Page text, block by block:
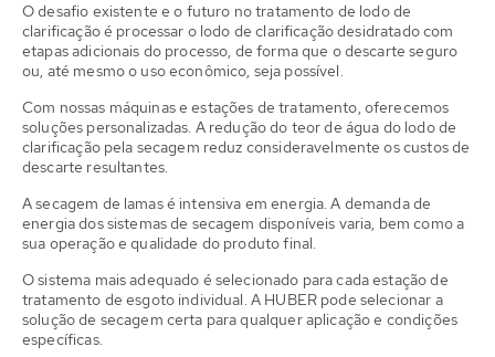
O desafio existente e o futuro no tratamento de lodo de
clarificação é processar o lodo de clarificação desidratado com
etapas adicionais do processo, de forma que o descarte seguro
ou, até mesmo o uso econômico, seja possível.
Com nossas máquinas e estações de tratamento, oferecemos
soluções personalizadas. A redução do teor de água do lodo de
clarificação pela secagem reduz consideravelmente os custos de
descarte resultantes.
A secagem de lamas é intensiva em energia. A demanda de
energia dos sistemas de secagem disponíveis varia, bem como a
sua operação e qualidade do produto final.
O sistema mais adequado é selecionado para cada estação de
tratamento de esgoto individual. A HUBER pode selecionar a
solução de secagem certa para qualquer aplicação e condições
específicas.